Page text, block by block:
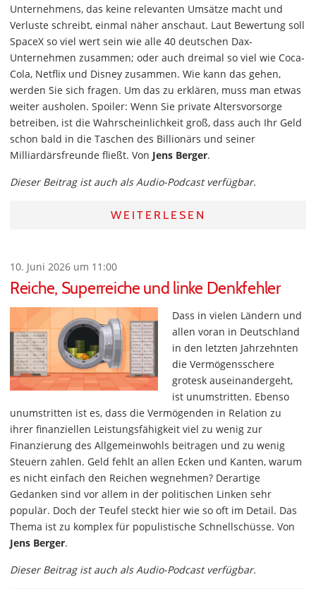
Unternehmens, das keine relevanten Umsätze macht und
Verluste schreibt, einmal näher anschaut. Laut Bewertung soll
SpaceX so viel wert sein wie alle 40 deutschen Dax-
Unternehmen zusammen; oder auch dreimal so viel wie Coca-
Cola, Netflix und Disney zusammen. Wie kann das gehen,
werden Sie sich fragen. Um das zu erklären, muss man etwas
weiter ausholen. Spoiler: Wenn Sie private Altersvorsorge
betreiben, ist die Wahrscheinlichkeit groß, dass auch Ihr Geld
schon bald in die Taschen des Billionärs und seiner
Milliardärsfreunde fließt. Von Jens Berger.
Dieser Beitrag ist auch als Audio-Podcast verfügbar.
WEITERLESEN
10. Juni 2026 um 11:00
Reiche, Superreiche und linke Denkfehler
Dass in vielen Ländern und
allen voran in Deutschland
in den letzten Jahrzehnten
die Vermögensschere
grotesk auseinandergeht,
ist unumstritten. Ebenso
unumstritten ist es, dass die Vermögenden in Relation zu
ihrer finanziellen Leistungsfähigkeit viel zu wenig zur
Finanzierung des Allgemeinwohls beitragen und zu wenig
Steuern zahlen. Geld fehlt an allen Ecken und Kanten, warum
es nicht einfach den Reichen wegnehmen? Derartige
Gedanken sind vor allem in der politischen Linken sehr
populär. Doch der Teufel steckt hier wie so oft im Detail. Das
Thema ist zu komplex für populistische Schnellschüsse. Von
Jens Berger.
Dieser Beitrag ist auch als Audio-Podcast verfügbar.